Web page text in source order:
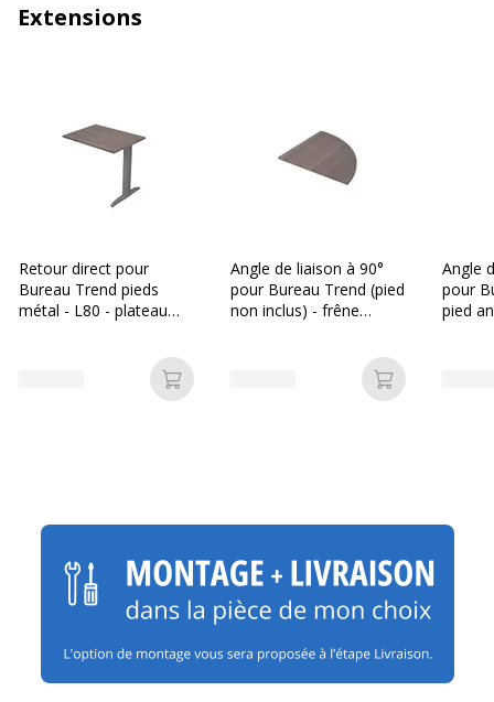
Extensions
Retour direct pour
Bureau Trend pieds
métal - L80 - plateau
Ajouter au panier
Angle de liaison à 90°
pour Bureau Trend (pied
non inclus) - frêne
Ajouter au
Angle
pour
pied